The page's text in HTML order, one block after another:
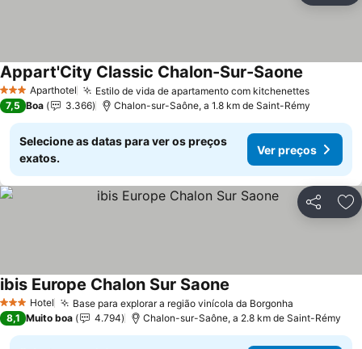
3 EstrelasAparthotel Estilo de vida de apartamento com kitchenettesVer
Appart'City Classic Chalon-Sur-Saone
7,5 Boa 3.366 Chalon-sur-Saône, a 1.8 km de Saint-Rémy
Selecione as datas para ver os preços
exatos.
Ver preços
Partilhar
3 EstrelasHotel Base para explorar a região vinícola da Borgonha
ibis Europe Chalon Sur Saone
8,1 Muito boa 4.794 Chalon-sur-Saône, a 2.8 km de Saint-Rémy